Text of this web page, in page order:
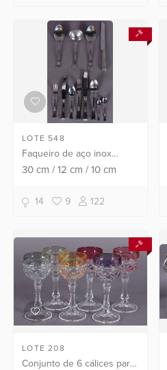
LOTE 548
Faqueiro de aço inox
Hercules composto de: 12
grandes; 11 colheres, 11
garfos, 10 facas...
30cm/12cm/10cm
14 9 122
LOTE 208
Conjunto de 6 cálices para